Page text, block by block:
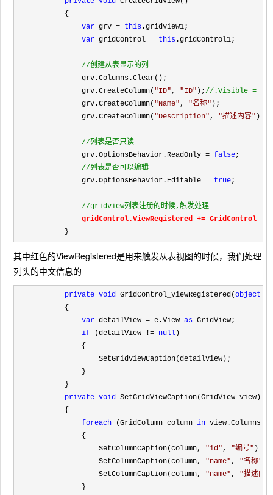
        {
var grv = this .gridView1;
var gridControl = this .gridControl1;
//创建从表显示的列
            grv.Columns.Clear();
            grv.CreateColumn(
"ID", "ID" );// .Visible =
            grv.CreateColumn(
"Name", "名称" );
            grv.CreateColumn(
"Description", "描述内容" );
//列表是否只读
            grv.OptionsBehavior.ReadOnly =
false;
//列表是否可以编辑
            grv.OptionsBehavior.Editable =
true;
//gridview列表注册的时候,触发处理
gridControl.ViewRegistered +=
        }
其中红色的ViewRegistered是用来触发从表视图的时候，我们处理
列头的中文信息的
private void GridControl_ViewRegistered(object
        {
var detailView = e.View as GridView;
if (detailView != null )
            {
                SetGridViewCaption(detailView);
            }
        }
private void SetGridViewCaption(GridView view)
        {
foreach (GridColumn column in view.Columns)
            {
                SetColumnCaption(column,
"id", "编号" );
                SetColumnCaption(column,
"name", "名称"
                SetColumnCaption(column,
"name", "描述内容
            }